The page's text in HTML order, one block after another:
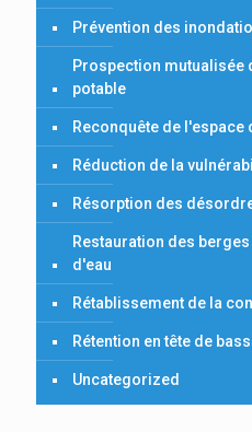
Prévention des
Prospection mutualisée
potable
Reconquête de
Réduction de la
Résorption des
Restauration des
d'eau
Rétablissement de la
Rétention en tête de
Uncategorized